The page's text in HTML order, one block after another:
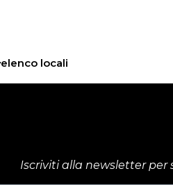
elenco locali
Iscriviti alla newsletter